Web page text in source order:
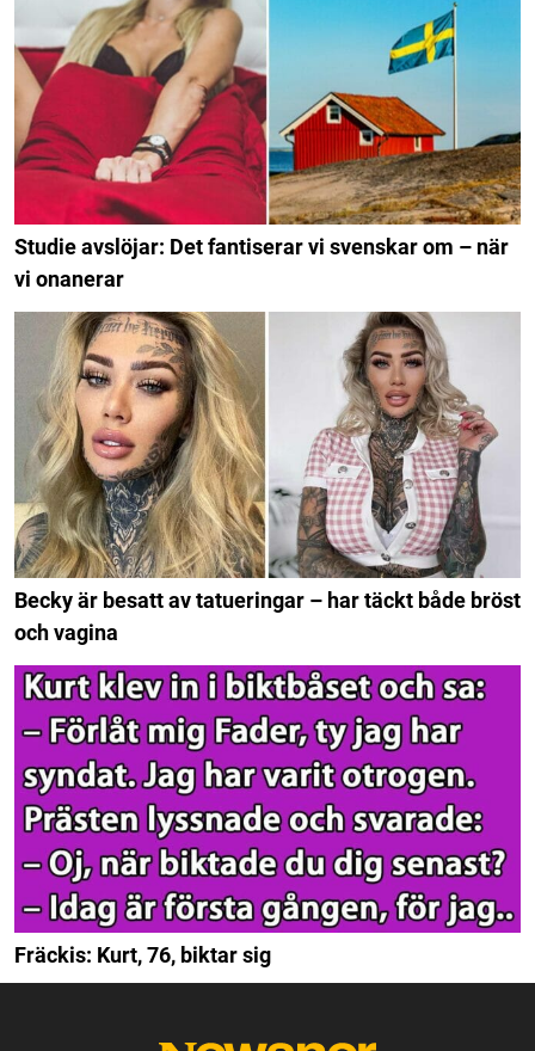
Studie avslöjar: Det fantiserar vi svenskar om – när
vi onanerar
Becky är besatt av tatueringar – har täckt både bröst
och vagina
Fräckis: Kurt, 76, biktar sig